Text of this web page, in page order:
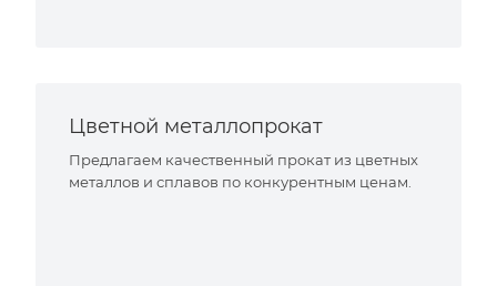
Цветной металлопрокат
Предлагаем качественный прокат из цветных
металлов и сплавов по конкурентным ценам.